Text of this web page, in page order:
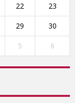
22 23
29 30
5 6